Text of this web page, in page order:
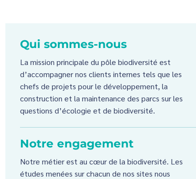
Qui sommes-nous
La mission principale du pôle biodiversité est
d’accompagner nos clients internes tels que les
chefs de projets pour le développement, la
construction et la maintenance des parcs sur les
questions d’écologie et de biodiversité.
Notre engagement
Notre métier est au cœur de la biodiversité. Les
études menées sur chacun de nos sites nous